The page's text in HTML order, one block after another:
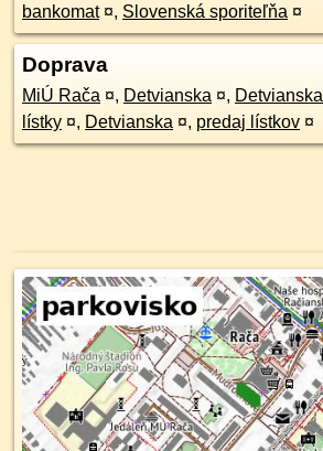
bankomat ¤, Slovenská sporiteľňa ¤
Doprava
MiÚ Rača ¤, Detvianska ¤, Detvianska
lístky ¤, Detvianska ¤, predaj lístkov ¤